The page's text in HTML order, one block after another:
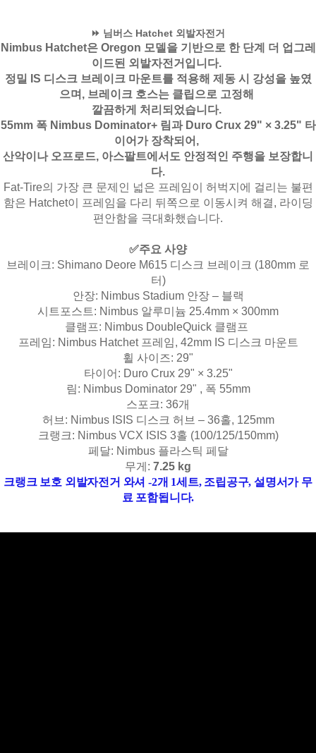
⏩ 님버스 Hatchet 외발자전거
Nimbus Hatchet은 Oregon 모델을 기반으로 한 단계 더 업그레
이드된 외발자전거입니다.
정밀 IS 디스크 브레이크 마운트를 적용해 제동 시 강성을 높였
으며, 브레이크 호스는 클립으로 고정해
깔끔하게 처리되었습니다.
55mm 폭 Nimbus Dominator+ 림 과 Duro Crux 29" × 3.25" 타
이어 가 장착되어,
산악이나 오프로드, 아스팔트에서도 안정적인 주행을 보장합니
다.
Fat-Tire의 가장 큰 문제인 넓은 프레임이 허벅지에 걸리는 불편
함은 Hatchet이 프레임을 다리 뒤쪽으로 이동시켜 해결, 라이딩
편안함을 극대화했습니다.
✅주요 사양
브레이크: Shimano Deore M615 디스크 브레이크 (180mm 로
터)
안장: Nimbus Stadium 안장 – 블랙
시트포스트: Nimbus 알루미늄 25.4mm × 300mm
클램프: Nimbus DoubleQuick 클램프
프레임: Nimbus Hatchet 프레임, 42mm IS 디스크 마운트
휠 사이즈: 29"
타이어: Duro Crux 29" × 3.25"
림: Nimbus Dominator 29" , 폭 55mm
스포크: 36개
허브: Nimbus ISIS 디스크 허브 – 36홀, 125mm
크랭크: Nimbus VCX ISIS 3홀 (100/125/150mm)
페달: Nimbus 플라스틱 페달
무게: 7.25 kg
크랭크 보호 외발자전거 와셔 -2개 1세트, 조립공구, 설명서가 무
료 포함됩니다.